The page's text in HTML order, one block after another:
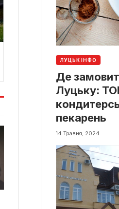
ЛУЦЬК ІНФО
Де
Луцьку:
пекарень
14 Травня, 2024